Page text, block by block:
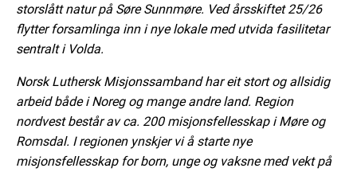
storslått natur på Søre Sunnmøre. Ved årsskiftet 25/26
flytter forsamlinga inn i nye lokale med utvida fasilitetar
sentralt i Volda.
Norsk Luthersk Misjonssamband har eit stort og allsidig
arbeid både i Noreg og mange andre land. Region
nordvest består av ca. 200 misjonsfellesskap i Møre og
Romsdal. I regionen ynskjer vi å starte nye
misjonsfellesskap for born, unge og vaksne med vekt på